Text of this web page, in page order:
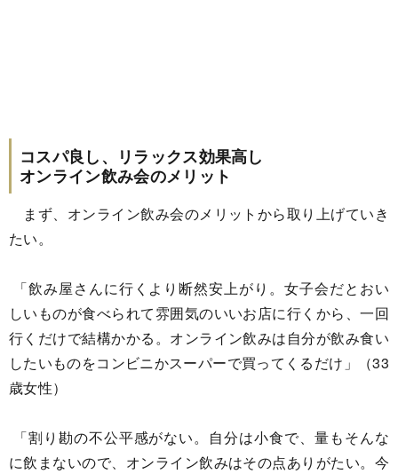
コスパ良し、リラックス効果高し
オンライン飲み会のメリット
まず、オンライン飲み会のメリットから取り上げていき
たい。
「飲み屋さんに行くより断然安上がり。女子会だとおい
しいものが食べられて雰囲気のいいお店に行くから、一回
行くだけで結構かかる。オンライン飲みは自分が飲み食い
したいものをコンビニかスーパーで買ってくるだけ」（33
歳女性）
「割り勘の不公平感がない。自分は小食で、量もそんな
に飲まないので、オンライン飲みはその点ありがたい。今